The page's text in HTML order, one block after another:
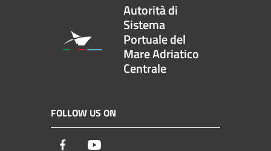
Autorità di
Sistema
Portuale del
Mare Adriatico
Centrale
FOLLOW US ON
Facebook